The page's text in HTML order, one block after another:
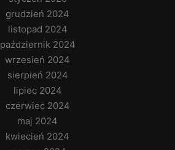
grudzień 2024
listopad 2024
październik 2024
wrzesień 2024
sierpień 2024
lipiec 2024
czerwiec 2024
maj 2024
kwiecień 2024